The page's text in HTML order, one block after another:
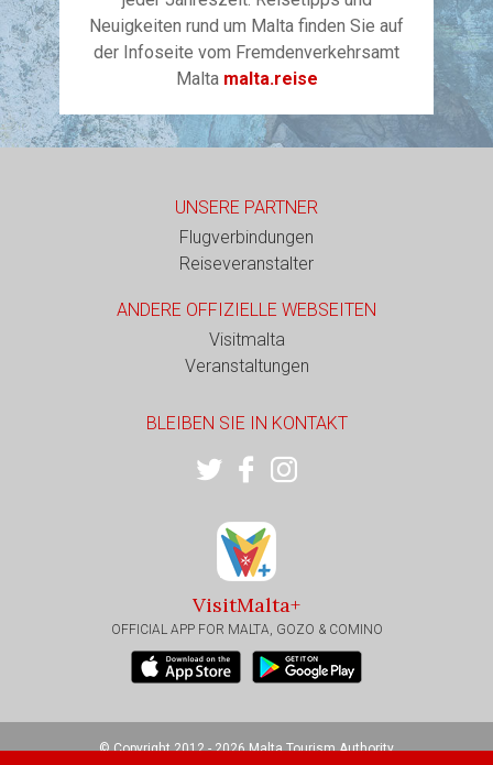
Neuigkeiten rund um Malta finden Sie auf
der Infoseite vom Fremdenverkehrsamt
Malta malta.reise
UNSERE PARTNER
Flugverbindungen
Reiseveranstalter
ANDERE OFFIZIELLE WEBSEITEN
Visitmalta
Veranstaltungen
BLEIBEN SIE IN KONTAKT
VisitMalta+
OFFICIAL APP FOR MALTA, GOZO & COMINO
© Copyright 2012 - 2026 Malta Tourism Authority